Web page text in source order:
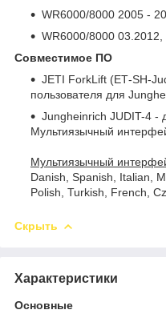
WR6000/8000 2005 -
WR6000/8000 03.2012,
Совместимое ПО
JETI ForkLift (ЕТ-SH-
пользователя для
Jungheinrich JUDIT-4 -
Мультиязычный
Мультиязычный
Danish, Spanish, Italian,
Polish, Turkish, French,
Скрыть
Характеристики
Основные